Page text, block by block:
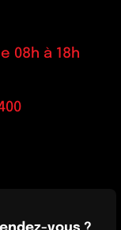
08h à 18h